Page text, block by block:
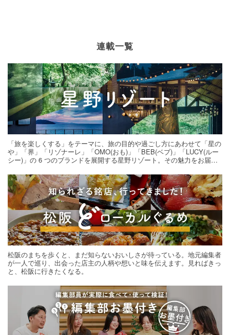
連載一覧
「旅を楽しくする」をテーマに、旅の目的や過ごし方にあわせて「星の
や」「界」「リゾナーレ」「OMO(おも)」「BEB(ベブ)」「LUCY(ルー
シー)」の 6 つのブランドを展開する星野リゾート。その魅力をお届け
松阪のまちを歩くと、まだ知らないおいしさが待っている。地元編集者
が一人で巡り、出会った店主の人柄や想いと味を伝えます。見ればきっ
と、松阪に行きたくなる。